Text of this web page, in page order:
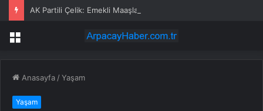
Menü
Anasayfa /Yaşam
Yaşam